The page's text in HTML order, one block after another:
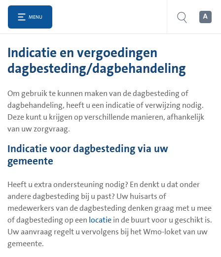
MENU
Indicatie en vergoedingen
dagbesteding/dagbehandeling
Om gebruik te kunnen maken van de dagbesteding of
dagbehandeling, heeft u een indicatie of verwijzing nodig.
Deze kunt u krijgen op verschillende manieren, afhankelijk
van uw zorgvraag.
Indicatie voor dagbesteding via uw
gemeente
Heeft u extra ondersteuning nodig? En denkt u dat onder
andere dagbesteding bij u past? Uw huisarts of
medewerkers van de dagbesteding denken graag met u mee
of dagbesteding op een locatiein de buurt voor u geschikt is.
Uw aanvraag regelt u vervolgens bij het Wmo-loket van uw
gemeente.